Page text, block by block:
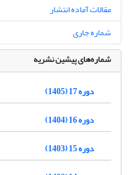
مقالات آماده انتشار
شماره جاری
شماره‌های پیشین نشریه
دوره 17 (1405)
دوره 16 (1404)
دوره 15 (1403)